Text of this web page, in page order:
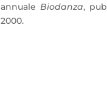
annuale Biodanza,
2000.